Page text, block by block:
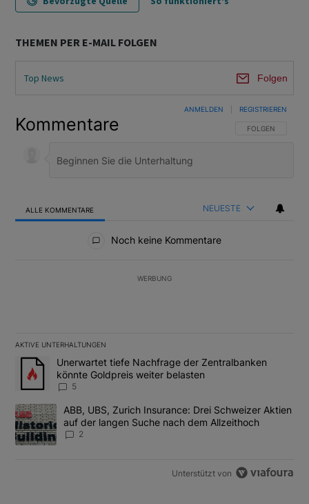
THEMEN PER E-MAIL FOLGEN
Top News Folgen
Kommentare FOLGE DIESER
FOLGEN
ANMELDEN REGISTRIEREN
ALLE KOMMENTARE NEUESTE
Noch keine Kommentare
WERBUNG
AKTIVE UNTERHALTUNGEN
Das Folgende ist eine Liste der am meisten kommentierten
Ein Trendartikel mit dem Titel "Unerwartet tiefe Nachfrage der
Unerwartet tiefe Nachfrage der Zentralbanken
könnte Goldpreis weiter belasten
5
Ein Trendartikel mit dem Titel "ABB, UBS, Zurich Insurance:
ABB, UBS, Zurich Insurance: Drei Schweizer Aktien
auf der langen Suche nach dem Allzeithoch
2
Unterstützt von